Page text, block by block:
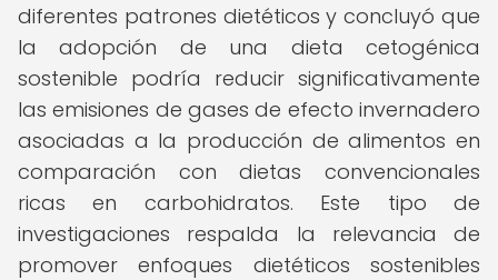
diferentes patrones dietéticos y concluyó que
la adopción de una dieta cetogénica
sostenible podría reducir significativamente
las emisiones de gases de efecto invernadero
asociadas a la producción de alimentos en
comparación con dietas convencionales
ricas en carbohidratos. Este tipo de
investigaciones respalda la relevancia de
promover enfoques dietéticos sostenibles